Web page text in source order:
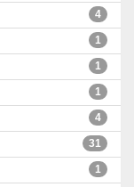
4
1
1
1
4
31
1